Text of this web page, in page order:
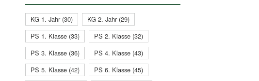
KG 1. Jahr (30)
KG 2. Jahr (29)
PS 1. Klasse (33)
PS 2. Klasse (32)
PS 3. Klasse (36)
PS 4. Klasse (43)
PS 5. Klasse (42)
PS 6. Klasse (45)